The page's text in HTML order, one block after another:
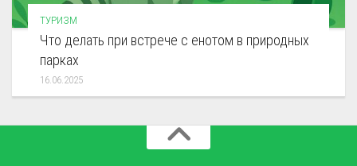
ТУРИЗМ
Что делать при встрече с енотом в природных
парках
16.06.2025